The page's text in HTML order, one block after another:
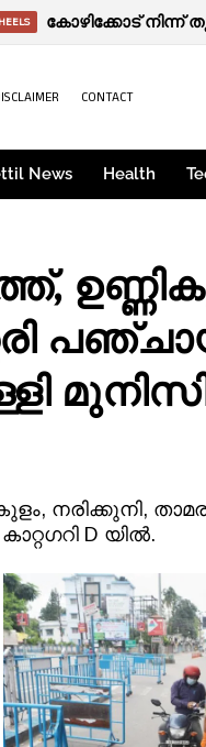
കോഴിക്കോട് നിന്ന്
CONTACT
News Health
നരിക്കുനി,
D യിൽ.